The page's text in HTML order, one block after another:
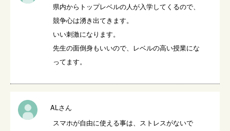
県内からトップレベルの人が入学してくるので、
競争心は湧き出てきます。
いい刺激になります。
先生の面倒身もいいので、レベルの高い授業にな
ってます。
ALさん
スマホが自由に使える事は、ストレスがないで